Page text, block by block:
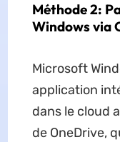
Méthode 2:
Windows via
Microsoft
application
dans le cloud
de OneDrive,